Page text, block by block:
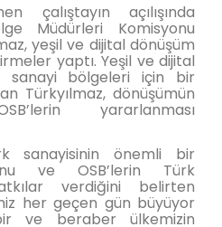
çalıştayın açılışında
Müdürleri Komisyonu
yeşil ve dijital dönüşüm
yaptı. Yeşil ve dijital
sanayi bölgeleri için bir
Türkyılmaz, dönüşümün
yararlanması
sanayisinin önemli bir
ve OSB’lerin Türk
verdiğini belirten
her geçen gün büyüyor
ve beraber ülkemizin